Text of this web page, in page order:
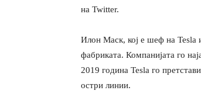
на Twitter.
Илон Маск, кој е шеф на Teslа
фабриката. Компанијата го
2019 година Tesla го
остри линии.